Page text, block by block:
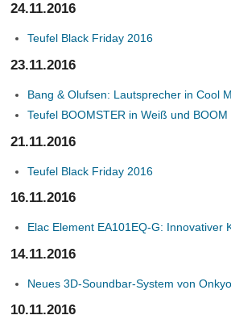
24.11.2016
Teufel Black Friday 2016
23.11.2016
Bang & Olufsen: Lautsprecher in Cool
Teufel BOOMSTER in Weiß und BOOM
21.11.2016
Teufel Black Friday 2016
16.11.2016
Elac Element EA101EQ-G: Innovativer
14.11.2016
Neues 3D-Soundbar-System von Onkyo
10.11.2016